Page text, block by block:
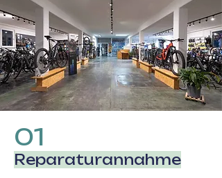
01
Reparaturannahme